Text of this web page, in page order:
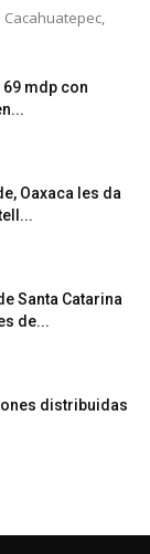
mdp con
Oaxaca les da
Santa Catarina
de...
distribuidas